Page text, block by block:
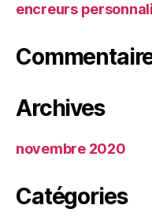
encreurs
Archives
novembre 2020
Catégories